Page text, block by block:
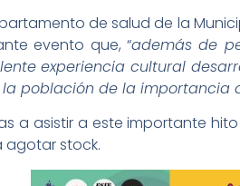
de salud de la
evento que, “además de
experiencia cultural
población de la importancia
a asistir a este importante
agotar stock.